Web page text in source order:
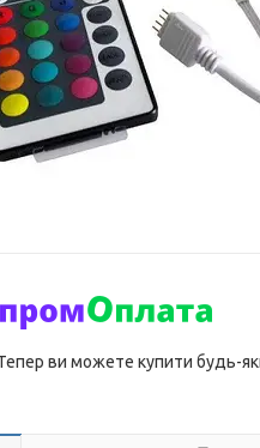
ви можете купити будь-